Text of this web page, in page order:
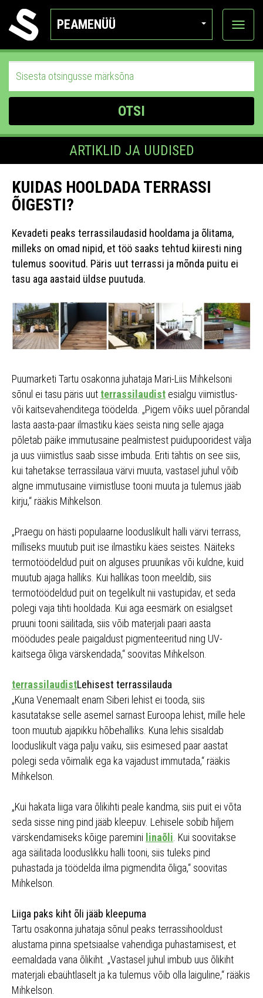
PEAMENÜÜ
Ava
OTSI
ARTIKLID JA UUDISED
KUIDAS HOOLDADA TERRASSI
ÕIGESTI?
Kevadeti peaks terrassilaudasid hooldama ja õlitama,
milleks on omad nipid, et töö saaks tehtud kiiresti ning
tulemus soovitud. Päris uut terrassi ja mõnda puitu ei
tasu aga aastaid üldse puutuda.
Puumarketi Tartu osakonna juhataja Mari-Liis Mihkelsoni
sõnul ei tasu päris uut terrassilaudist esialgu viimistlus-
või kaitsevahenditega töödelda. „Pigem võiks uuel põrandal
lasta aasta-paar ilmastiku käes seista ning selle ajaga
põletab päike immutusaine pealmistest puidupooridest välja
ja uus viimistlus saab sisse imbuda. Eriti tähtis on see siis,
kui tahetakse terrassilaua värvi muuta, vastasel juhul võib
algne immutusaine viimistluse tooni muuta ja tulemus jääb
kirju,“ rääkis Mihkelson.
„Praegu on hästi populaarne looduslikult halli värvi terrass,
milliseks muutub puit ise ilmastiku käes seistes. Näiteks
termotöödeldud puit on alguses pruunikas või kuldne, kuid
muutub ajaga halliks. Kui hallikas toon meeldib, siis
termotöödeldud puit on tegelikult nii vastupidav, et seda
polegi vaja tihti hooldada. Kui aga eesmärk on esialgset
pruuni tooni säilitada, siis võib materjali paari aasta
möödudes peale paigaldust pigmenteeritud ning UV-
kaitsega õliga värskendada,“ soovitas Mihkelson.
terrassilaudistLehisest terrassilauda
„Kuna Venemaalt enam Siberi lehist ei tooda, siis
kasutatakse selle asemel sarnast Euroopa lehist, mille hele
toon muutub ajapikku hõbehalliks. Kuna lehis sisaldab
looduslikult väga palju vaiku, siis esimesed paar aastat
polegi seda võimalik ega ka vajadust immutada,“ rääkis
Mihkelson.
„Kui hakata liiga vara õlikihti peale kandma, siis puit ei võta
seda sisse ning pind jääb kleepuv. Lehisele sobib hiljem
värskendamiseks kõige paremini linaõli. Kui soovitakse
aga säilitada looduslikku halli tooni, siis tuleks pind
puhastada ja töödelda ilma pigmendita õliga,“ soovitas
Mihkelson.
Liiga paks kiht õli jääb kleepuma
Tartu osakonna juhataja sõnul peaks terrassihooldust
alustama pinna spetsiaalse vahendiga puhastamisest, et
eemaldada vana õlikiht. „Vastasel juhul imbub uus õlikiht
materjali ebaühtlaselt ja ka tulemus võib olla laiguline,“ rääkis
Mihkelson.